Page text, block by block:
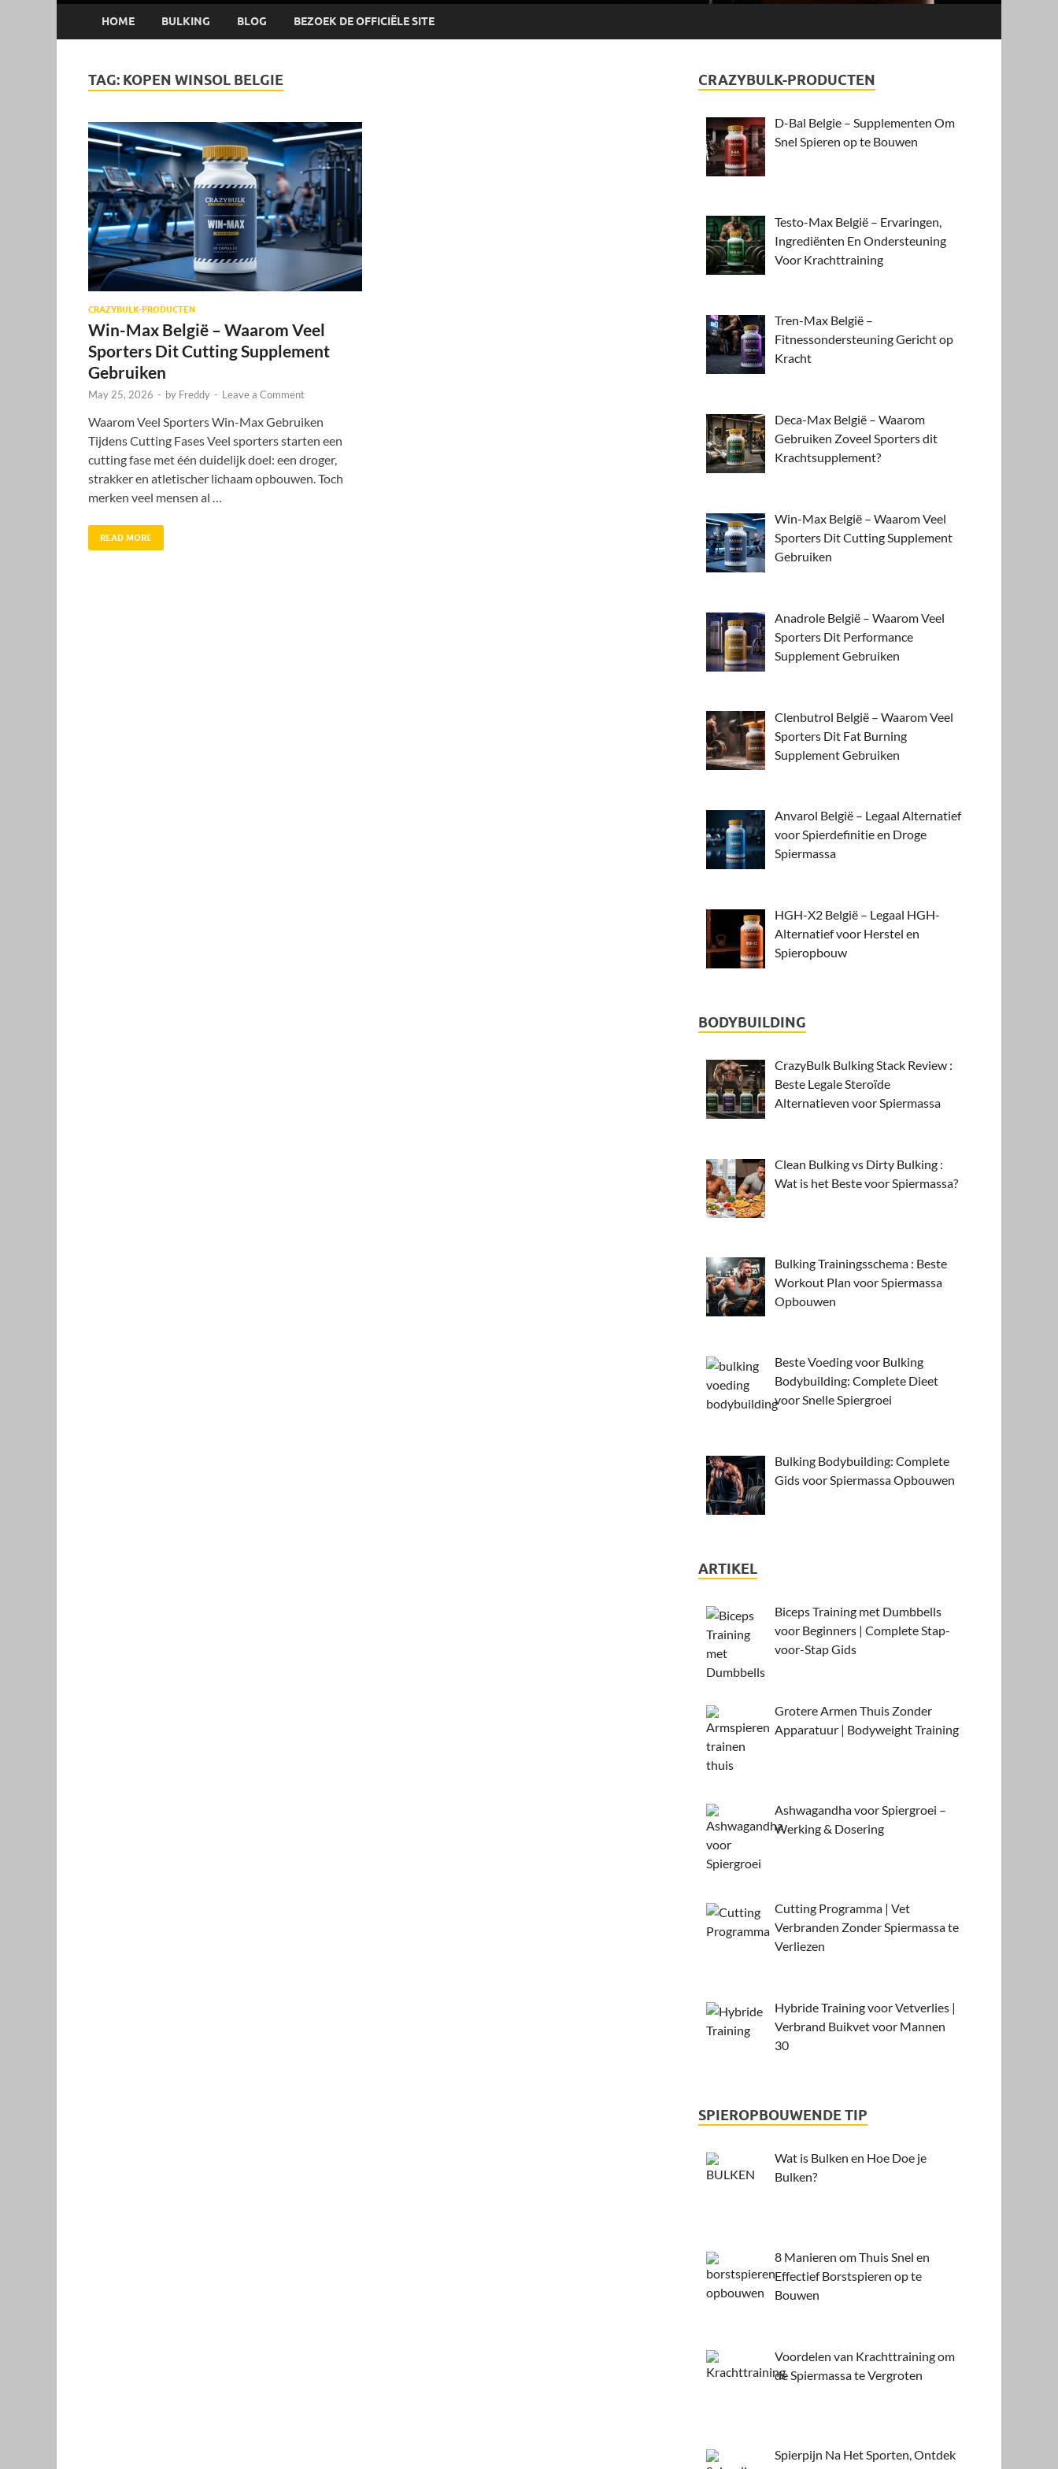
HOME BULKING BLOG BEZOEK DE OFFICIËLE SITE
TAG: KOPEN WINSOL BELGIE
CRAZYBULK-PRODUCTEN
Win-Max België – Waarom Veel
Sporters Dit Cutting Supplement
Gebruiken
May 25, 2026 - by Freddy - Leave a Comment
Waarom Veel Sporters Win-Max Gebruiken
Tijdens Cutting Fases Veel sporters starten een
cutting fase met één duidelijk doel: een droger,
strakker en atletischer lichaam opbouwen. Toch
merken veel mensen al …
READ MORE
CRAZYBULK-PRODUCTEN
D-Bal Belgie – Supplementen Om
Snel Spieren op te Bouwen
Testo-Max België – Ervaringen,
Ingrediënten En Ondersteuning
Voor Krachttraining
Tren-Max België –
Fitnessondersteuning Gericht op
Kracht
Deca-Max België – Waarom
Gebruiken Zoveel Sporters dit
Krachtsupplement?
Win-Max België – Waarom Veel
Sporters Dit Cutting Supplement
Gebruiken
Anadrole België – Waarom Veel
Sporters Dit Performance
Supplement Gebruiken
Clenbutrol België – Waarom Veel
Sporters Dit Fat Burning
Supplement Gebruiken
Anvarol België – Legaal Alternatief
voor Spierdefinitie en Droge
Spiermassa
HGH-X2 België – Legaal HGH-
Alternatief voor Herstel en
Spieropbouw
BODYBUILDING
CrazyBulk Bulking Stack Review :
Beste Legale Steroïde
Alternatieven voor Spiermassa
Clean Bulking vs Dirty Bulking :
Wat is het Beste voor Spiermassa?
Bulking Trainingsschema : Beste
Workout Plan voor Spiermassa
Opbouwen
Beste Voeding voor Bulking
Bodybuilding: Complete Dieet
voor Snelle Spiergroei
Bulking Bodybuilding: Complete
Gids voor Spiermassa Opbouwen
ARTIKEL
Biceps Training met Dumbbells
voor Beginners | Complete Stap-
voor-Stap Gids
Grotere Armen Thuis Zonder
Apparatuur | Bodyweight Training
Ashwagandha voor Spiergroei –
Werking & Dosering
Cutting Programma | Vet
Verbranden Zonder Spiermassa te
Verliezen
Hybride Training voor Vetverlies |
Verbrand Buikvet voor Mannen
30
SPIEROPBOUWENDE TIP
Wat is Bulken en Hoe Doe je
Bulken?
8 Manieren om Thuis Snel en
Effectief Borstspieren op te
Bouwen
Voordelen van Krachttraining om
de Spiermassa te Vergroten
Spierpijn Na Het Sporten, Ontdek